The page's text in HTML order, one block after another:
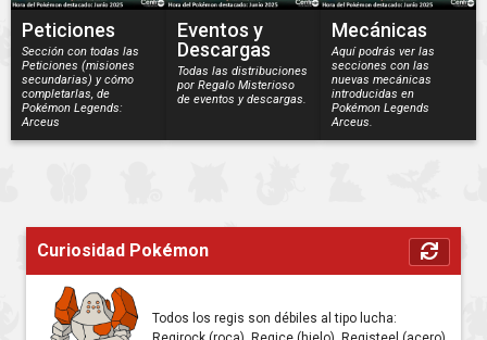
Peticiones
Sección con todas las
Peticiones (misiones
secundarias) y cómo
completarlas, de
Pokémon Legends:
Arceus
Eventos y
Descargas
Todas las distribuciones
por Regalo Misterioso
de eventos y descargas.
Mecánicas
Aquí podrás ver las
secciones con las
nuevas mecánicas
introducidas en
Pokémon Legends
Arceus.
Curiosidad Pokémon
Todos los regis son débiles al tipo lucha: